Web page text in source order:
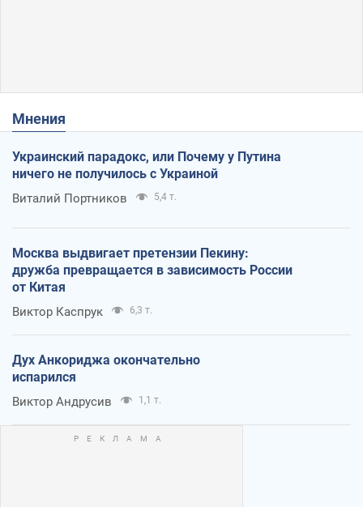
Мнения
Украинский парадокс, или Почему у Путина
ничего не получилось с Украиной
Виталий Портников 5,4 т.
Москва выдвигает претензии Пекину:
дружба превращается в зависимость России
от Китая
Виктор Каспрук 6,3 т.
Дух Анкориджа окончательно
испарился
Виктор Андрусив 1,1 т.